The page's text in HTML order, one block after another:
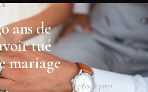
ans de
tué
mariage
condamné à 30 ans de prison pour